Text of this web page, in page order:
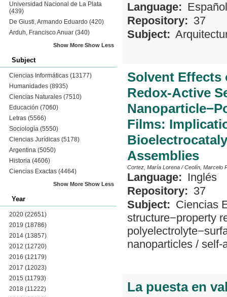
Universidad Nacional de La Plata
(439)
De Giusti, Armando Eduardo (420)
Arduh, Francisco Anuar (340)
Show More Show Less
Subject
Ciencias Informáticas (13177)
Humanidades (8935)
Ciencias Naturales (7510)
Educación (7060)
Letras (5566)
Sociología (5550)
Ciencias Jurídicas (5178)
Argentina (5050)
Historia (4606)
Ciencias Exactas (4464)
Show More Show Less
Year
2020 (22651)
2019 (18786)
2014 (13857)
2012 (12720)
2016 (12179)
2017 (12023)
2015 (11793)
2018 (11222)
Language: Español
Repository: 37
Subject:
Solvent
Redox-Active
Films:
Assemblies
Cortez, María Lorena /Ceolín, Marcelo
Language: Inglés
Repository: 37
Subject: Ciencias
structure−property
nanoparticles / self-
La puesta en